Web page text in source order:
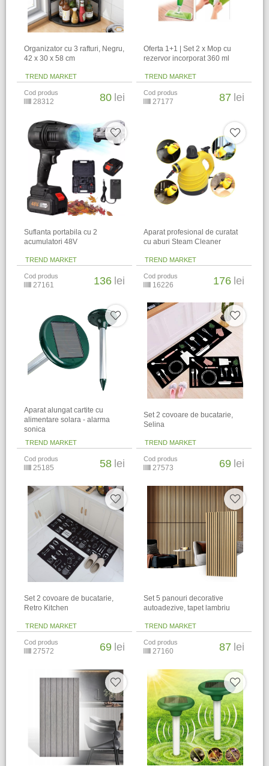
Organizator cu 3 rafturi, Negru,
42 x 30 x 58 cm
TREND MARKET
Cod produs
28312 80 lei
Oferta 1+1 | Set 2 x Mop cu
rezervor incorporat 360 ml
TREND MARKET
Cod produs
27177 87 lei
Suflanta portabila cu 2
acumulatori 48V
TREND MARKET
Cod produs
27161 136 lei
Aparat profesional de curatat
cu aburi Steam Cleaner
TREND MARKET
Cod produs
16226 176 lei
Aparat alungat cartite cu
alimentare solara - alarma
sonica
TREND MARKET
Cod produs
25185 58 lei
​Set 2 covoare de bucatarie,
Selina
TREND MARKET
Cod produs
27573 69 lei
​Set 2 covoare de bucatarie,
Retro Kitchen
TREND MARKET
Cod produs
27572 69 lei
Set 5 panouri decorative
autoadezive, tapet lambriu
TREND MARKET
Cod produs
27160 87 lei